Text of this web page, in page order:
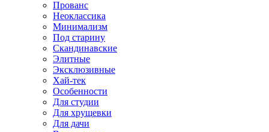
Прованс
Неоклассика
Минимализм
Под старину
Скандинавские
Элитные
Эксклюзивные
Хай-тек
Особенности
Для студии
Для хрущевки
Для дачи